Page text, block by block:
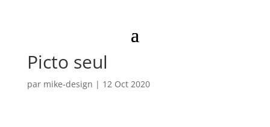
Logo Piscinesaprixkc
Picto seul
par mike-design | 12 Oct 2020